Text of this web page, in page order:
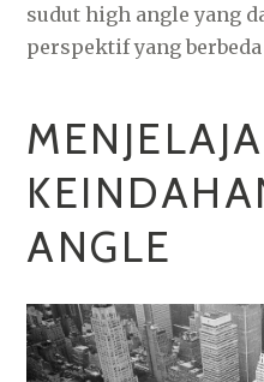
sudut high angle yang
perspektif yang
ANGLE